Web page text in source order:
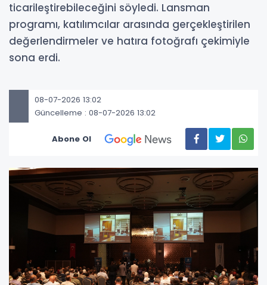
ticarileştirebileceğini söyledi. Lansman
programı, katılımcılar arasında gerçekleştirilen
değerlendirmeler ve hatıra fotoğrafı çekimiyle
sona erdi.
08-07-2026 13:02
Güncelleme : 08-07-2026 13:02
Abone Ol